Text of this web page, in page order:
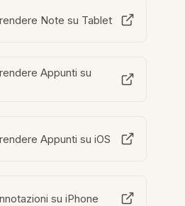
Note su Tablet
Appunti su
Appunti su iOS
su iPhone